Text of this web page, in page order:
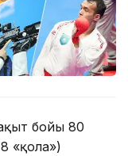
бойы 80
«қола»)